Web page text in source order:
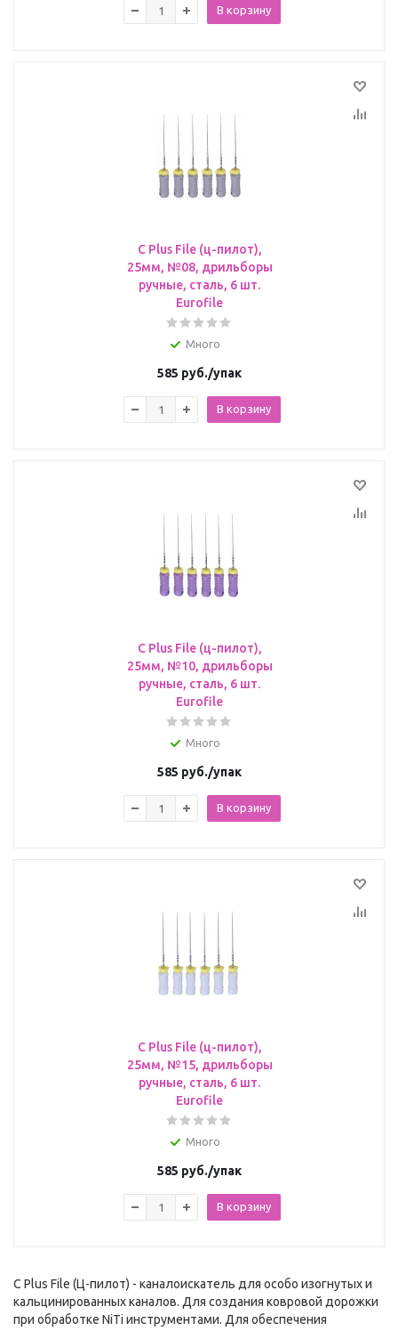
В корзину
C Plus File (ц-пилот),
25мм, №08, дрильборы
ручные, сталь, 6 шт.
Eurofile
Много
585 руб./упак
В корзину
C Plus File (ц-пилот),
25мм, №10, дрильборы
ручные, сталь, 6 шт.
Eurofile
Много
585 руб./упак
В корзину
C Plus File (ц-пилот),
25мм, №15, дрильборы
ручные, сталь, 6 шт.
Eurofile
Много
585 руб./упак
В корзину
C Plus File (Ц-пилот) - каналоискатель для особо изогнутых и
кальцинированных каналов. Для создания ковровой дорожки
при обработке NiTi инструментами. Для обеспечения